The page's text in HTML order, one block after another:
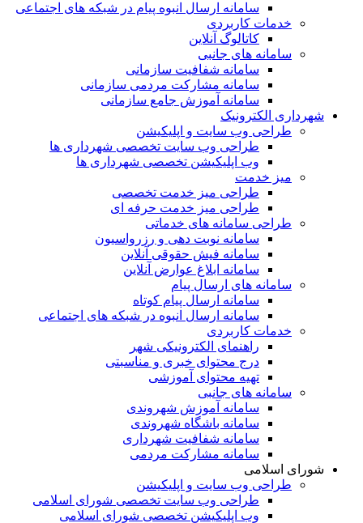
سامانه ارسال انبوه پیام در شبکه های اجتماعی
خدمات کاربردی
کاتالوگ آنلاین
سامانه های جانبی
سامانه شفافیت سازمانی
سامانه مشارکت مردمی سازمانی
سامانه آموزش جامع سازمانی
شهرداری الکترونیک
طراحی وب سایت و اپلیکیشن
طراحی وب سایت تخصصی شهرداری ها
وب اپلیکیشن تخصصی شهرداری ها
میز خدمت
طراحی میز خدمت تخصصی
طراحی میز خدمت حرفه ای
طراحی سامانه های خدماتی
سامانه نوبت دهی و رزرواسیون
سامانه فیش حقوقی آنلاین
سامانه ابلاغ عوارض آنلاین
سامانه های ارسال پیام
سامانه ارسال پیام کوتاه
سامانه ارسال انبوه در شبکه های اجتماعی
خدمات کاربردی
راهنمای الکترونیکی شهر
درج محتوای خبری و مناسبتی
تهیه محتوای آموزشی
سامانه های جانبی
سامانه آموزش شهروندی
سامانه باشگاه شهروندی
سامانه شفافیت شهرداری
سامانه مشارکت مردمی
شورای اسلامی
طراحی وب سایت و اپلیکیشن
طراحی وب سایت تخصصی شورای اسلامی
وب اپلیکیشن تخصصی شورای اسلامی